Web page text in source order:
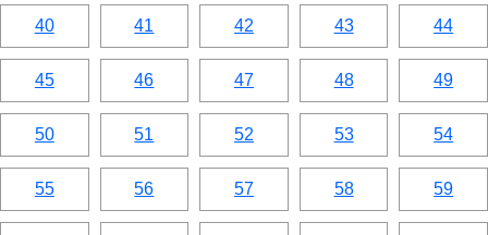
40 41 42 43 44
45 46 47 48 49
50 51 52 53 54
55 56 57 58 59